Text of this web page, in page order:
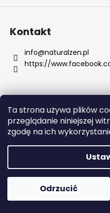
Ta strona używa plików
przeglądanie niniejszej
zgodę na ich
Odrzucić
P
l
e
c
a
m
y
HEALTH
BALANCE
Kontakt
info@naturalzen.pl
https://
Copyright 2026
zastrzeżone.
Edytuj